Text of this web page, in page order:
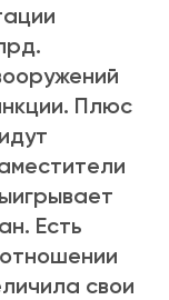
Плюс
Есть
свои